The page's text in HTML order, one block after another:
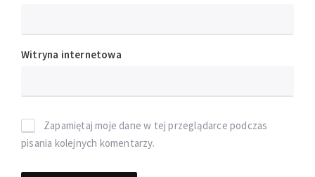
Witryna internetowa
Zapamiętaj moje dane w tej przeglądarce podczas
pisania kolejnych komentarzy.